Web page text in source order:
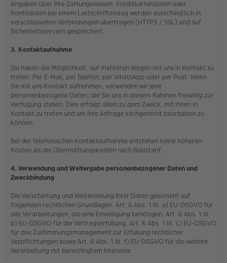
Angaben über Ihre Zahlungsweisen, Kreditkartendaten oder
Kontodaten bei einem Lastschrifteinzug werden ausschließlich in
verschlüsselten Verbindungen übertragen (HTTPS / SSL) und auf
Sicherheitsservern gespeichert.
3. Kontaktaufnahme
Sie haben die Möglichkeit, auf mehreren Wegen mit uns in Kontakt zu
treten: Per E-Mail, per Telefon, per WhatsApp oder per Post. Wenn
Sie mit uns Kontakt aufnehmen, verwenden wir jene
personenbezogene Daten, die Sie uns in diesem Rahmen freiwillig zur
Verfügung stellen. Dies erfolgt allein zu dem Zweck, mit Ihnen in
Kontakt zu treten und um Ihre Anfrage sachgerecht bearbeiten zu
können.
Bei der telefonischen Kontaktaufnahme entstehen keine höheren
Kosten als die Übermittlungskosten nach Basistarif.
4. Verwendung und Weitergabe personenbezogener Daten und
Zweckbindung
Die Verarbeitung und Weiterleitung Ihrer Daten geschieht auf
folgenden rechtlichen Grundlagen: Art. 6 Abs. 1 lit. a) EU-DSGVO für
alle Verarbeitungen, die eine Einwilligung benötigen, Art. 6 Abs. 1 lit.
b) EU-DSGVO für die Vertragserfüllung, Art. 6 Abs. 1 lit. c) EU-DSGVO
für das Zustimmungsmanagement zur Erfüllung rechtlicher
Verpflichtungen sowie Art. 6 Abs. 1 lit. f) EU-DSGVO für die weitere
Verarbeitung mit berechtigtem Interesse.